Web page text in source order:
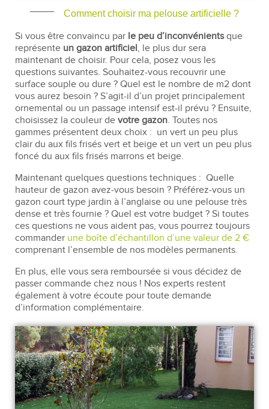
Comment choisir ma pelouse artificielle ?
Si vous être convaincu par le peu d’inconvénientsque
représente un gazon artificiel, le plus dur sera
maintenant de choisir. Pour cela, posez vous les
questions suivantes. Souhaitez-vous recouvrir une
surface souple ou dure ? Quel est le nombre de m2 dont
vous aurez besoin ? S’agit-il d’un projet principalement
ornemental ou un passage intensif est-il prévu ? Ensuite,
choisissez la couleur de votre gazon. Toutes nos
gammes présentent deux choix : un vert un peu plus
clair du aux fils frisés vert et beige et un vert un peu plus
foncé du aux fils frisés marrons et beige.
Maintenant quelques questions techniques : Quelle
hauteur de gazon avez-vous besoin ? Préférez-vous un
gazon court type jardin à l’anglaise ou une pelouse très
dense et très fournie ? Quel est votre budget ? Si toutes
ces questions ne vous aident pas, vous pourrez toujours
commander une boîte d’échantillon d’une valeur de 2 €
comprenant l’ensemble de nos modèles permanents.
En plus, elle vous sera remboursée si vous décidez de
passer commande chez nous ! Nos experts restent
également à votre écoute pour toute demande
d’information complémentaire.